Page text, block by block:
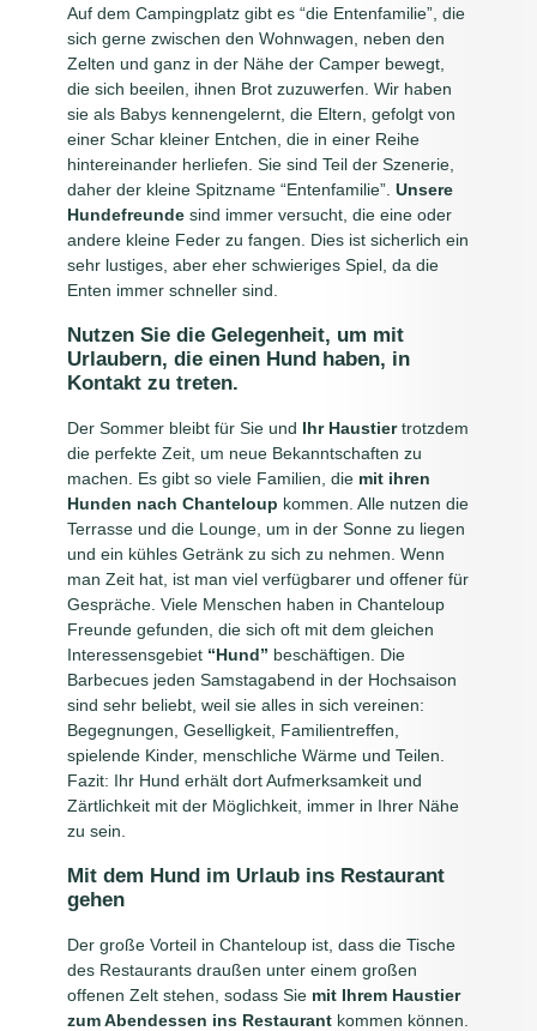
Auf dem Campingplatz gibt es “die Entenfamilie”, die
sich gerne zwischen den Wohnwagen, neben den
Zelten und ganz in der Nähe der Camper bewegt,
die sich beeilen, ihnen Brot zuzuwerfen. Wir haben
sie als Babys kennengelernt, die Eltern, gefolgt von
einer Schar kleiner Entchen, die in einer Reihe
hintereinander herliefen. Sie sind Teil der Szenerie,
daher der kleine Spitzname “Entenfamilie”. Unsere
Hundefreunde sind immer versucht, die eine oder
andere kleine Feder zu fangen. Dies ist sicherlich ein
sehr lustiges, aber eher schwieriges Spiel, da die
Enten immer schneller sind.
Nutzen Sie die Gelegenheit, um mit
Urlaubern, die einen Hund haben, in
Kontakt zu treten.
Der Sommer bleibt für Sie und Ihr Haustiertrotzdem
die perfekte Zeit, um neue Bekanntschaften zu
machen. Es gibt so viele Familien, die mit ihren
Hunden nach Chanteloup kommen. Alle nutzen die
Terrasse und die Lounge, um in der Sonne zu liegen
und ein kühles Getränk zu sich zu nehmen. Wenn
man Zeit hat, ist man viel verfügbarer und offener für
Gespräche. Viele Menschen haben in Chanteloup
Freunde gefunden, die sich oft mit dem gleichen
Interessensgebiet “Hund” beschäftigen. Die
Barbecues jeden Samstagabend in der Hochsaison
sind sehr beliebt, weil sie alles in sich vereinen:
Begegnungen, Geselligkeit, Familientreffen,
spielende Kinder, menschliche Wärme und Teilen.
Fazit: Ihr Hund erhält dort Aufmerksamkeit und
Zärtlichkeit mit der Möglichkeit, immer in Ihrer Nähe
zu sein.
Mit dem Hund im Urlaub ins Restaurant
gehen
Der große Vorteil in Chanteloup ist, dass die Tische
des Restaurants draußen unter einem großen
offenen Zelt stehen, sodass Sie mit Ihrem Haustier
zum Abendessen ins Restaurant kommen können.